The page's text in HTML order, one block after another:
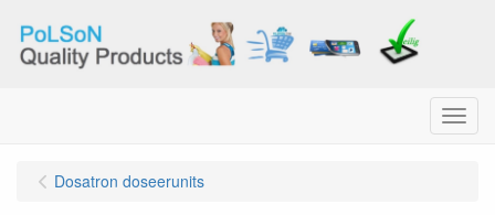
Menu
Dosatron doseerunits